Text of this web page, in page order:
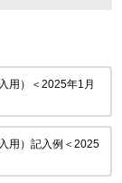
用）＜2025年1月
用）記入例＜2025